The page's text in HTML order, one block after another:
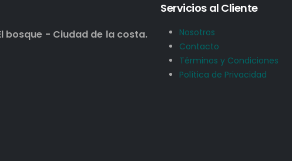
bosque - Ciudad de la costa.
Servicios al Cliente
Nosotros
Contacto
Términos y Condiciones
Política de Privacidad